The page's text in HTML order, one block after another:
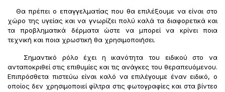
Θα πρέπει ο επαγγελματίας που θα επιλέξουμε να είναι στο
χώρο της υγείας και να γνωρίζει πολύ καλά τα διαφορετικά και
τα προβληματικά δέρματα ώστε να μπορεί να κρίνει ποια
τεχνική και ποια χρωστική θα χρησιμοποιήσει.
Σημαντικό ρόλο έχει η ικανότητα του ειδικού στο να
ανταποκριθεί στις επιθυμίες και τις ανάγκες του θεραπευόμενου.
Επιπρόσθετα πιστεύω είναι καλό να επιλέγουμε έναν ειδικό, ο
οποίος δεν χρησιμοποιεί φίλτρα στις φωτογραφίες και στα βίντεο